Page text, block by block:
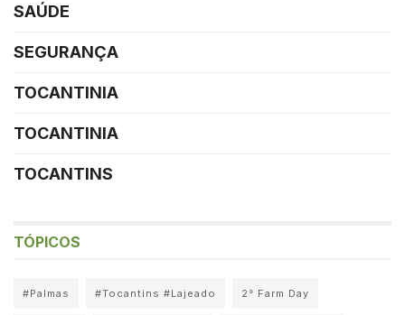
SAÚDE
SEGURANÇA
TOCANTINIA
TOCANTINIA
TOCANTINS
TÓPICOS
#Palmas #Tocantins #Lajeado 2° Farm Day